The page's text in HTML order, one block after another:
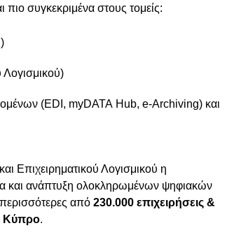
συγκεκριμένα στους τομείς:
(EDI, myDATA Hub, e-Archiving) και
Επιχειρηματικού Λογισμικού η
και ανάπτυξη ολοκληρωμένων ψηφιακών
από 230.000 επιχειρήσεις &
Κύπρο.